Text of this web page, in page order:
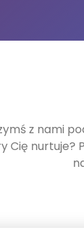
z nami
Cię nurtuje?